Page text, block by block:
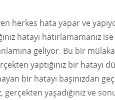
herkes hata yapar ve
hatayı
anlamına geliyor. Bu bir
yaptığınız bir hatayı
bir hatayı başınızdan
yaşadığınız ve